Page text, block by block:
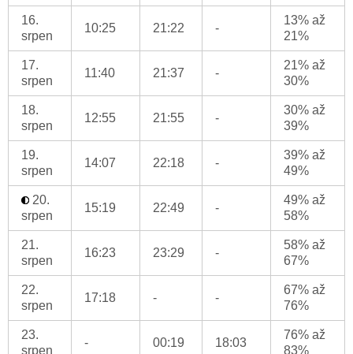
16.
srpen
10:25 21:22 -
13% až
21%
17.
srpen
11:40 21:37 -
21% až
30%
18.
srpen
12:55 21:55 -
30% až
39%
19.
srpen
14:07 22:18 -
39% až
49%
20.
srpen
15:19 22:49 -
49% až
58%
21.
srpen
16:23 23:29 -
58% až
67%
22.
srpen
17:18 - -
67% až
76%
23.
srpen
- 00:19 18:03
76% až
83%